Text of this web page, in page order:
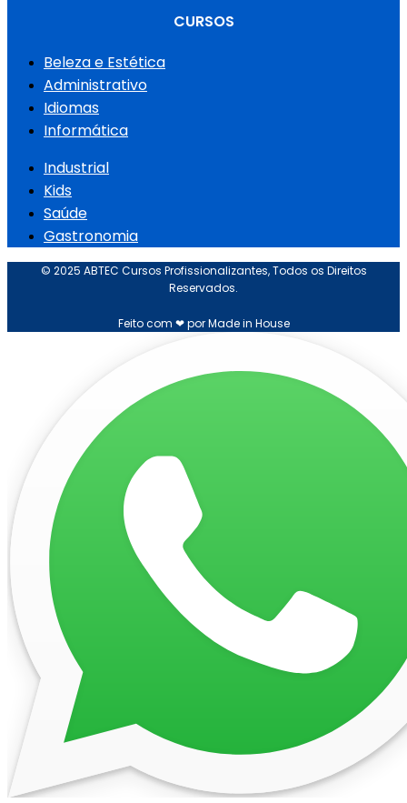
CURSOS
Beleza e Estética
Administrativo
Idiomas
Informática
Industrial
Kids
Saúde
Gastronomia
© 2025 ABTEC Cursos Profissionalizantes, Todos os Direitos
Reservados.
Feito com ❤ por Made in House